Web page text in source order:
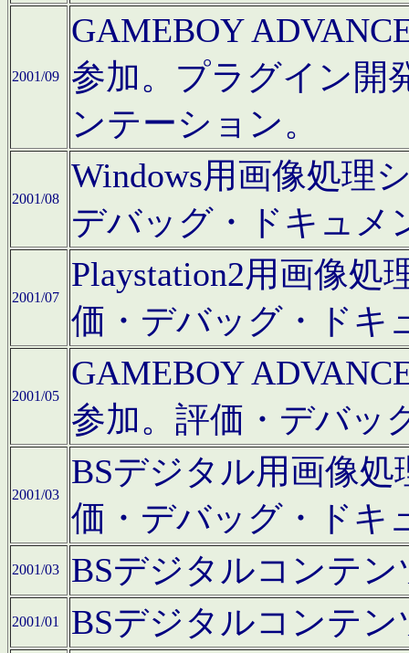
2001/09
GAMEBOY
参加。プラグイン開
ンテーション。
2001/08
Windows用画像処理
デバッグ・ドキュメ
2001/07
Playstation2用画像
価・デバッグ・ドキ
2001/05
GAMEBOY
参加。評価・デバッ
2001/03
BSデジタル用画像
価・デバッグ・ドキ
2001/03 BSデジタルコンテ
2001/01 BSデジタルコンテ